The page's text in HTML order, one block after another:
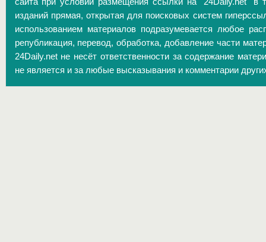
изданий прямая, открытая для поисковых систем
использованием материалов подразумевается любое
републикация, перевод, обработка, добавление части
24Daily.net не несёт ответственности за содержание
не является и за любые высказывания и комментарии